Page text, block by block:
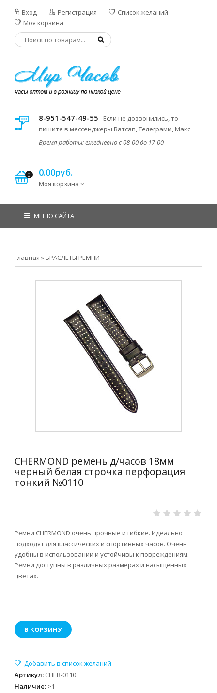
Вход Регистрация
Список желаний
Моя корзина
8-951-547-49-55 - Если не дозвонились, то
пишите в мессенджеры Ватсап, Телеграмм, Макс
Время работы: ежедневно с 08-00 до 17-00
0 0.00руб.
Моя корзина
МЕНЮ САЙТА
Главная » БРАСЛЕТЫ РЕМНИ
CHERMOND ремень д/часов 18мм
черный белая строчка перфорация
тонкий №0110
Ремни CHERMOND очень прочные и гибкие. Идеально
подходят для классических и спортивных часов. Очень
удобны в использовании и устойчивы к повреждениям.
Ремни доступны в различных размерах и насыщенных
цветах.
В КОРЗИНУ
Артикул: CHER-0110
Наличие: >1